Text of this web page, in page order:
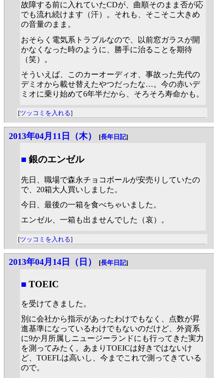
故障する前に入れていたCDが、曲順そのまま否が応
でも流れ続けます（汗）。それも、そこそこ大きめ
の音量のまま。
おそらく電気系トラブルなので、以前窓ガラスが開
かなくなった時のように、勝手に治ることを期待
（笑）。
そういえば、このカーオーディオ、事故った先代の
デミオから載せ替えたやつだったな…。今の赤いデ
ミオに乗り始めて6年半だから、そろそろ寿命かも。
[ツッコミを入れる]
2013年04月11日（木） [長年日記]
■ 銀のエンゼル
先日、職場で森永チョコボールが安売りしていたの
で、20箱大人買いしました。
今日、最後の一箱を食べちゃいました。
エンゼル、一箱も出ませんでした（哀）。
[ツッコミを入れる]
2013年04月14日（日） [長年日記]
■ TOEIC
を受けてきました。
別に会社から指示があったわけでもなく、点数が昇
進基準になっているわけでもないのだけど、外資系
に9か月所属しニュージーランドにも行ってきた実力
を測ってみたく。あまりTOEICは好きではないけ
ど、TOEFLは高いし、今までこれで測ってきている
ので。